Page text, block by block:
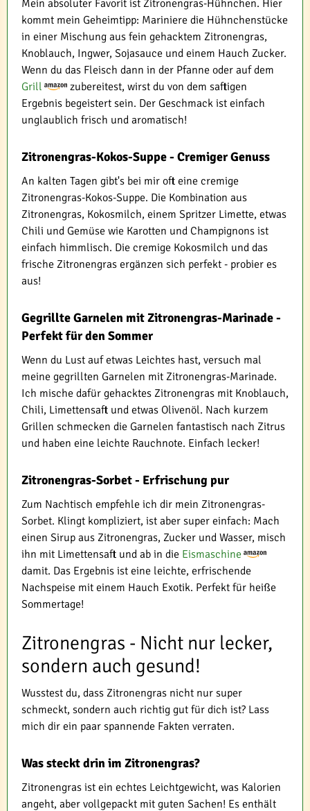
Mein absoluter Favorit ist Zitronengras-Hühnchen. Hier
kommt mein Geheimtipp: Mariniere die Hühnchenstücke
in einer Mischung aus fein gehacktem Zitronengras,
Knoblauch, Ingwer, Sojasauce und einem Hauch Zucker.
Wenn du das Fleisch dann in der Pfanne oder auf dem
Grill
zubereitest, wirst du von dem saftigen
Ergebnis begeistert sein. Der Geschmack ist einfach
unglaublich frisch und aromatisch!
Zitronengras-Kokos-Suppe - Cremiger Genuss
An kalten Tagen gibt's bei mir oft eine cremige
Zitronengras-Kokos-Suppe. Die Kombination aus
Zitronengras, Kokosmilch, einem Spritzer Limette, etwas
Chili und Gemüse wie Karotten und Champignons ist
einfach himmlisch. Die cremige Kokosmilch und das
frische Zitronengras ergänzen sich perfekt - probier es
aus!
Gegrillte Garnelen mit Zitronengras-Marinade -
Perfekt für den Sommer
Wenn du Lust auf etwas Leichtes hast, versuch mal
meine gegrillten Garnelen mit Zitronengras-Marinade.
Ich mische dafür gehacktes Zitronengras mit Knoblauch,
Chili, Limettensaft und etwas Olivenöl. Nach kurzem
Grillen schmecken die Garnelen fantastisch nach Zitrus
und haben eine leichte Rauchnote. Einfach lecker!
Zitronengras-Sorbet - Erfrischung pur
Zum Nachtisch empfehle ich dir mein Zitronengras-
Sorbet. Klingt kompliziert, ist aber super einfach: Mach
einen Sirup aus Zitronengras, Zucker und Wasser, misch
ihn mit Limettensaft und ab in die Eismaschine
damit. Das Ergebnis ist eine leichte, erfrischende
Nachspeise mit einem Hauch Exotik. Perfekt für heiße
Sommertage!
Zitronengras - Nicht nur lecker,
sondern auch gesund!
Wusstest du, dass Zitronengras nicht nur super
schmeckt, sondern auch richtig gut für dich ist? Lass
mich dir ein paar spannende Fakten verraten.
Was steckt drin im Zitronengras?
Zitronengras ist ein echtes Leichtgewicht, was Kalorien
angeht, aber vollgepackt mit guten Sachen! Es enthält